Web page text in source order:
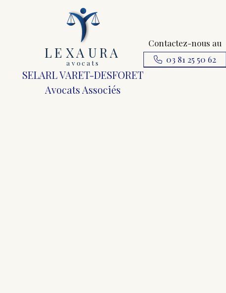
LE XA URA
a v ocats
SELARL VARET-DESFORET
Avocats Associés
Contactez-nous au
03 81 25 50 62